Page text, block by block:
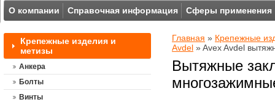
О компании Справочная информация Сферы применения
Главная » Крепежные
Avdel » Avex Avdel
Вытяжные
Крепежные изделия и
метизы
Анкера
Болты
Винты